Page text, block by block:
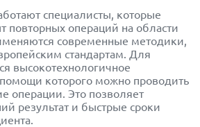
специалисты, которые
повторных операций на области
современные методики,
стандартам. Для
высокотехнологичное
которого можно проводить
операции. Это позволяет
результат и быстрые сроки